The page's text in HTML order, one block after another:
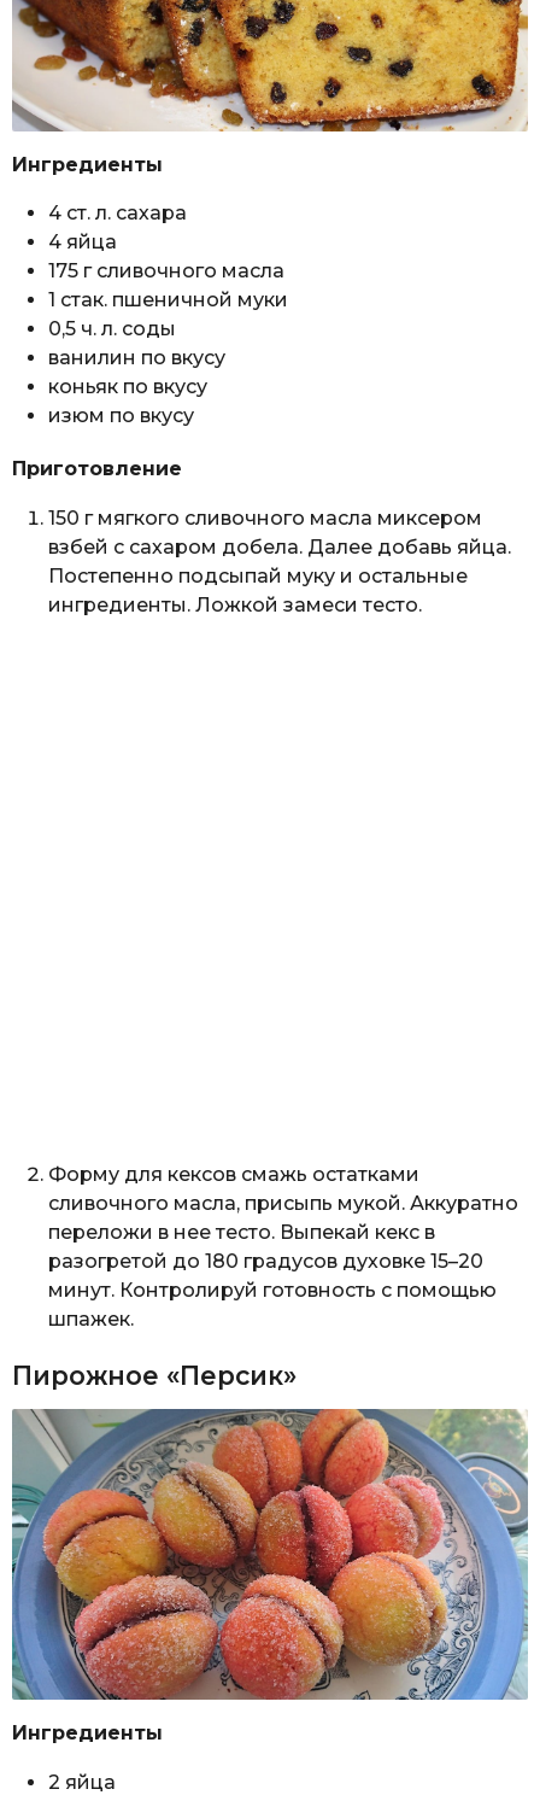
Ингредиенты
4 ст. л. сахара
4 яйца
175 г сливочного масла
1 стак. пшеничной муки
0,5 ч. л. соды
ванилин по вкусу
коньяк по вкусу
изюм по вкусу
Приготовление
150 г мягкого сливочного масла миксером
взбей с сахаром добела. Далее добавь яйца.
Постепенно подсыпай муку и остальные
ингредиенты. Ложкой замеси тесто.
Форму для кексов смажь остатками
сливочного масла, присыпь мукой. Аккуратно
переложи в нее тесто. Выпекай кекс в
разогретой до 180 градусов духовке 15–20
минут. Контролируй готовность с помощью
шпажек.
Пирожное «Персик»
Ингредиенты
2 яйца